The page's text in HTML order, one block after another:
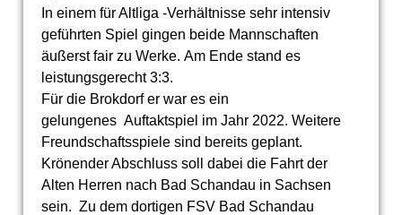
In einem für Altliga -Verhältnisse sehr intensiv
geführten Spiel gingen beide Mannschaften
äußerst fair zu Werke. Am Ende stand es
leistungsgerecht 3:3.
Für die Brokdorf er war es ein
gelungenes Auftaktspiel im Jahr 2022. Weitere
Freundschaftsspiele sind bereits geplant.
Krönender Abschluss soll dabei die Fahrt der
Alten Herren nach Bad Schandau in Sachsen
sein. Zu dem dortigen FSV Bad Schandau